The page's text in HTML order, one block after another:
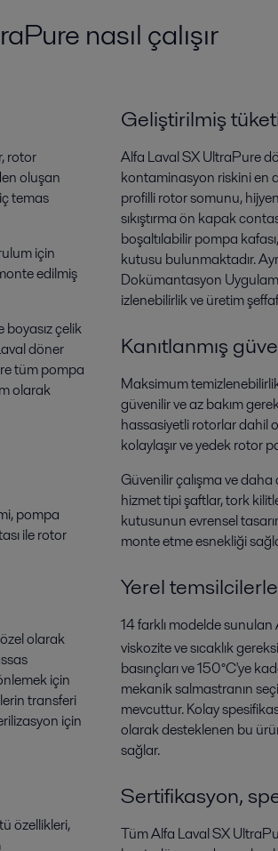
nasıl çalışır
rotor
oluşan
temas
için
edilmiş
çelik
döner
tüm pompa
olarak
pompa
ile rotor
olarak
için
transferi
için
özellikleri,
Geliştirilmiş
Alfa Laval SX UltraPure
kontaminasyon riskini en
profilli rotor somunu,
sıkıştırma ön kapak
boşaltılabilir pompa
kutusu bulunmaktadır.
Dokümantasyon
izlenebilirlik ve üretim
Kanıtlanmış
Maksimum
güvenilir ve az bakım
hassasiyetli rotorlar dahil
kolaylaşır ve yedek rotor
Güvenilir çalışma ve daha
hizmet tipi şaftlar, tork
kutusunun evrensel
monte etme esnekliği
Yerel
14 farklı modelde
viskozite ve sıcaklık
basınçları ve 150°C'ye
mekanik salmastranın
mevcuttur. Kolay
olarak desteklenen bu
sağlar.
Sertifikasyon,
Tüm Alfa Laval SX